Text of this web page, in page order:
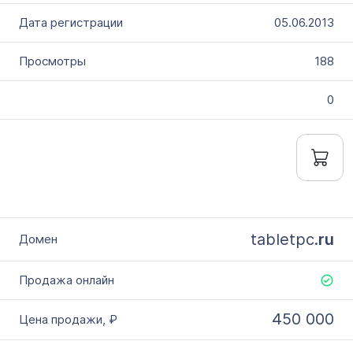
05.06.2013
188
0
tabletpc.ru
450 000